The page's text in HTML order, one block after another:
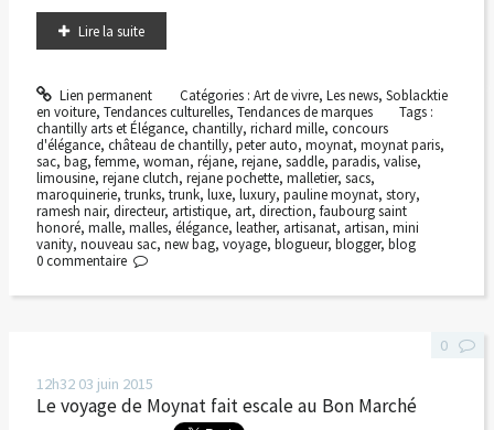
Lire la suite
Lien permanent Catégories : Art de vivre, Les news, Soblacktie
en voiture, Tendances culturelles, Tendances de marques
Tags :
chantilly arts et Élégance, chantilly, richard mille, concours
d'élégance, château de chantilly, peter auto, moynat, moynat paris,
sac, bag, femme, woman, réjane, rejane, saddle, paradis, valise,
limousine, rejane clutch, rejane pochette, malletier, sacs,
maroquinerie, trunks, trunk, luxe, luxury, pauline moynat, story,
ramesh nair, directeur, artistique, art, direction, faubourg saint
honoré, malle, malles, élégance, leather, artisanat, artisan, mini
vanity, nouveau sac, new bag, voyage, blogueur, blogger, blog
0 commentaire
12h32 03 juin 2015
Le voyage de Moynat fait escale au Bon Marché
0